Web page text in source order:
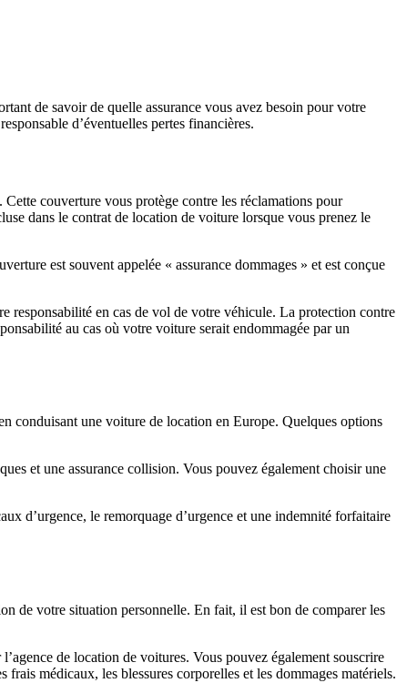
de savoir de quelle assurance vous avez besoin pour votre
d’éventuelles pertes financières.
couverture vous protège contre les réclamations pour
dans le contrat de location de voiture lorsque vous prenez le
est souvent appelée « assurance dommages » et est conçue
responsabilité en cas de vol de votre véhicule. La protection contre
au cas où votre voiture serait endommagée par un
conduisant une voiture de location en Europe. Quelques options
et une assurance collision. Vous pouvez également choisir une
d’urgence, le remorquage d’urgence et une indemnité forfaitaire
de votre situation personnelle. En fait, il est bon de comparer les
de location de voitures. Vous pouvez également souscrire
médicaux, les blessures corporelles et les dommages matériels.